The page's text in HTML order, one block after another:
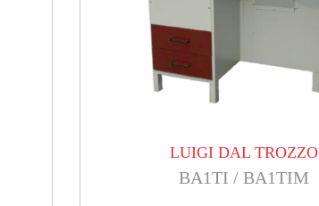
LUIGI DAL TROZZO
BA1TI / BA1TIM